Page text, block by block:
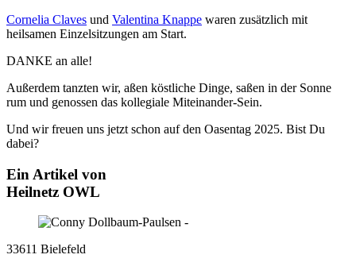
Cornelia Claves und Valentina Knappe waren zusätzlich mit
heilsamen Einzelsitzungen am Start.
DANKE an alle!
Außerdem tanzten wir, aßen köstliche Dinge, saßen in der Sonne
rum und genossen das kollegiale Miteinander-Sein.
Und wir freuen uns jetzt schon auf den Oasentag 2025. Bist Du
dabei?
Ein Artikel von
Heilnetz OWL
33611 Bielefeld